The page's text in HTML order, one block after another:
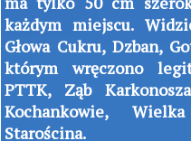
każdym miejscu.
Głowa Cukru, Dzban,
którym wręczono
PTTK, Ząb
Kochankowie,
Starościna.